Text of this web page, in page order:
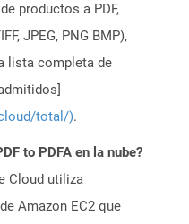
productos a PDF,
JPEG, PNG BMP),
lista completa de
total/).
to PDFA en la nube?
Cloud utiliza
Amazon EC2 que